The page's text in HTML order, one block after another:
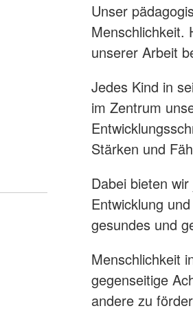
Unser
Menschlichkeit.
unserer Arbeit
Jedes Kind in
im Zentrum
Stärken und
Dabei bieten
Entwicklung
gesundes und
Menschlichkeit
gegenseitige
andere zu